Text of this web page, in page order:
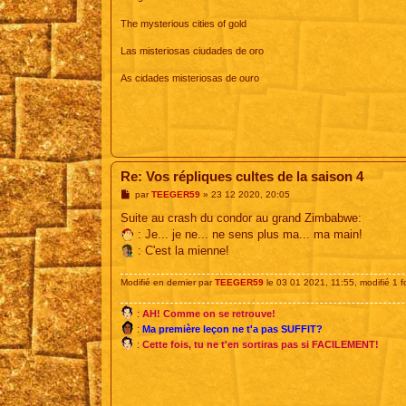
The mysterious cities of gold
Las misteriosas ciudades de oro
As cidades misteriosas de ouro
Re: Vos répliques cultes de la saison 4
M
s
a
g
e
parTEEGER59» 23 12 2020, 20:05
Suite au crash du condor au grand Zimbabwe:
: Je... je ne... ne sens plus ma... ma main!
: C'est la mienne!
Modifié en dernier parTEEGER59 le 03 01 2021, 11:55, modifié 1
: AH! Comme on se retrouve!
: Ma première leçon ne t'a pas SUFFIT?
: Cette fois, tu ne t'en sortiras pas si FACILEMENT!